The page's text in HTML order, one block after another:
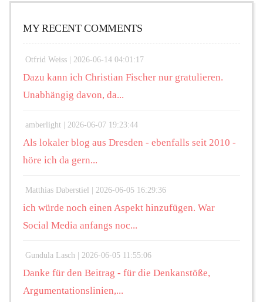
MY RECENT COMMENTS
Otfrid Weiss | 2026-06-14 04:01:17
Dazu kann ich Christian Fischer nur gratulieren.
Unabhängig davon, da...
amberlight | 2026-06-07 19:23:44
Als lokaler blog aus Dresden - ebenfalls seit 2010 -
höre ich da gern...
Matthias Daberstiel | 2026-06-05 16:29:36
ich würde noch einen Aspekt hinzufügen. War
Social Media anfangs noc...
Gundula Lasch | 2026-06-05 11:55:06
Danke für den Beitrag - für die Denkanstöße,
Argumentationslinien,...